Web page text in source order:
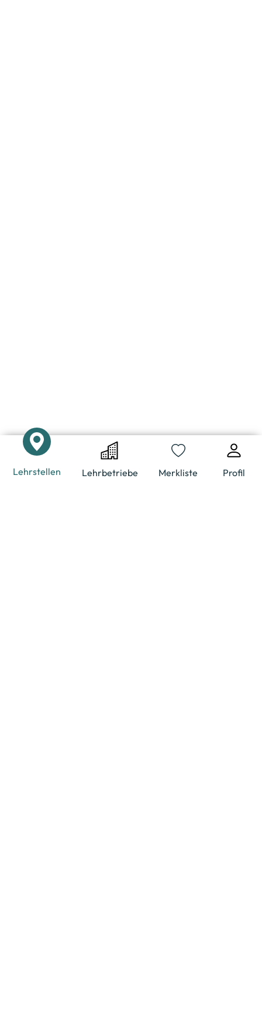
Lehrstellen Lehrbetriebe Merkliste Profil